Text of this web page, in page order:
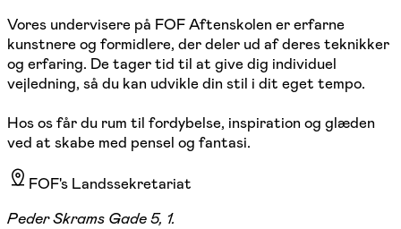
Vores undervisere på FOF Aftenskolen er erfarne
kunstnere og formidlere, der deler ud af deres teknikker
og erfaring. De tager tid til at give dig individuel
vejledning, så du kan udvikle din stil i dit eget tempo.
Hos os får du rum til fordybelse, inspiration og glæden
ved at skabe med pensel og fantasi.
FOF's Landssekretariat
Peder Skrams Gade 5, 1.